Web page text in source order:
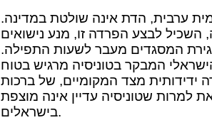
ערבית, הדת אינה שולטת במדינה.
השכיל לבצע הפרדה זו, מנע נישואים
המסגדים מעבר לשעות התפילה.
הישראלי המבקר בטוניסיה מרגיש בטוח
ידידותית מצד המקומיים, של ברכות
למרות שטוניסיה עדיין אינה מוצפת
בישראלים.